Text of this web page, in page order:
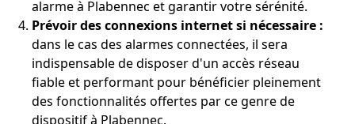
alarme à Plabennec et garantir votre sérénité.
Prévoir des connexions internet si nécessaire :
dans le cas des alarmes connectées, il sera
indispensable de disposer d'un accès réseau
fiable et performant pour bénéficier pleinement
des fonctionnalités offertes par ce genre de
dispositif à Plabennec.